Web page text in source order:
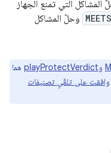
المشاكل التي تمنع الجهاز
وحلّ المشاكل
وplayProtectVerdict هما
وافقت على تلقّي تصنيفات